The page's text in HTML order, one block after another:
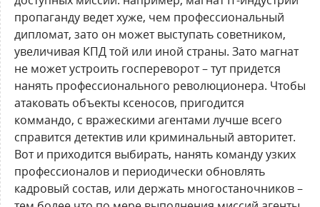
пропаганду ведет хуже, чем профессиональный
дипломат, зато он может выступать советником,
увеличивая КПД той или иной страны. Зато магнат
не может устроить госпереворот – тут придется
нанять профессионального революционера. Чтобы
атаковать объекты ксеносов, пригодится
коммандо, с вражескими агентами лучше всего
справится детектив или криминальный авторитет.
Вот и приходится выбирать, нанять команду узких
профессионалов и периодически обновлять
кадровый состав, или держать многостаночников –